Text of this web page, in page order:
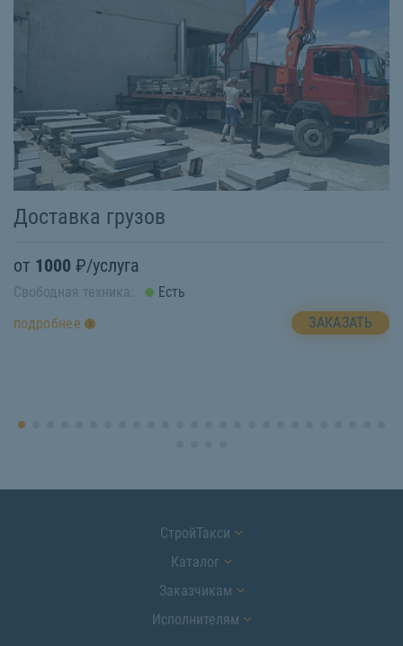
Доставка грузов
от 1000 ₽/услуга
Свободная техника:
Есть
подробнее
ЗАКАЗАТЬ
СтройТакси
Каталог
Заказчикам
Исполнителям